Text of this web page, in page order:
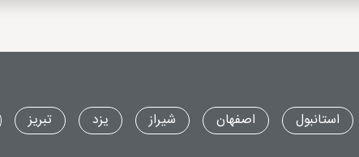
استانبول اصفهان شیراز یزد تبریز